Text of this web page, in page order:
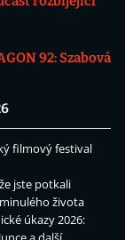
92: Szabová
filmový festival
jste potkali
života
úkazy 2026: